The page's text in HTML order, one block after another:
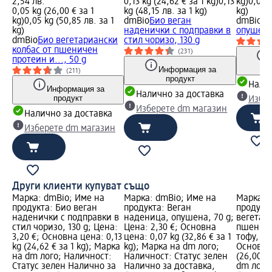
0,05 kg (26,00 € за 1
kg)0,05 kg (50,85 лв. за 1
kg)
dmBioБио вегетариански
колбас от пшеничен
протеин и..., 50 g
(211)
Информация за
продукт
Налично за доставка
Изберете dm магазин
kg (48,15 лв. за 1 kg)
dmBioБио веган
наденички с подправки в
стил чоризо, 130 g
(231)
Информация за
продукт
Налично за доставка
Изберете dm магазин
kg)
dmBio
Други клиенти купуват също
Марка: dmBio; Име на
продукта: Био веган
наденички с подправки в
стил чоризо, 130 g; Цена:
3,20 €; Основна цена: 0,13
kg (24,62 € за 1 kg); Марка
на dm лого; Наличност:
Статус зелен Налично за
Марка: dmBio; Име на
продукта: Веган
наденица, опушена, 70 g;
Цена: 2,30 €; Основна
цена: 0,07 kg (32,86 € за 1
kg); Марка на dm лого;
Наличност: Статус зелен
Налично за доставка,
Марка:
тофу,
(26,00 €
dm